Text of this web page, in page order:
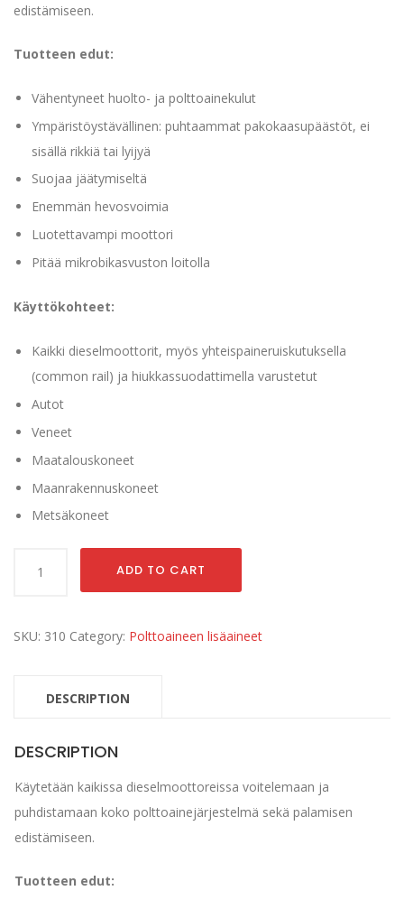
edistämiseen.
Tuotteen edut:
Vähentyneet huolto- ja polttoainekulut
Ympäristöystävällinen: puhtaammat pakokaasupäästöt, ei
sisällä rikkiä tai lyijyä
Suojaa jäätymiseltä
Enemmän hevosvoimia
Luotettavampi moottori
Pitää mikrobikasvuston loitolla
Käyttökohteet:
Kaikki dieselmoottorit, myös yhteispaineruiskutuksella
(common rail) ja hiukkassuodattimella varustetut
Autot
Veneet
Maatalouskoneet
Maanrakennuskoneet
Metsäkoneet
ADD TO CART
SKU: 310 Category: Polttoaineen lisäaineet
DESCRIPTION
DESCRIPTION
Käytetään kaikissa dieselmoottoreissa voitelemaan ja
puhdistamaan koko polttoainejärjestelmä sekä palamisen
edistämiseen.
Tuotteen edut: